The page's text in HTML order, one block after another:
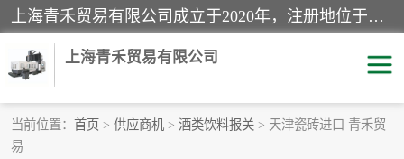
上海青禾贸易有限公司成立于2020年，注册地位于上海市宝山区。经营范围包括：机械设备、五金制品、劳防用品、电子产品、塑胶制品、家具、模具、纺织品、仪器仪表、建筑材料、装饰材料、化工产品、金属制品、机车配件等货物进出口报关、清关服务。
上海青禾贸易有限公司
当前位置： 首页 > 供应商机 > 酒类饮料报关 > 天津瓷砖进口 青禾贸
易